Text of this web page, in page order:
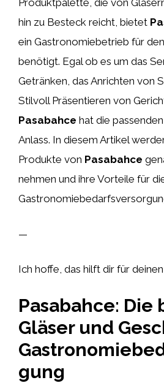
Produktpalette, die von
hin zu Besteck reicht, bietet
ein Gastronomiebetrieb für
benötigt. Egal ob es um das
Getränken, das Anrichten von
Stilvoll Präsentieren von
Pasabahce hat die
Anlass. In diesem Artikel
Produkte von Pasabahce
nehmen und ihre Vorteile für
—
Ich hoffe, das hilft dir für
Pasabahce: Die
Gläser und
gung